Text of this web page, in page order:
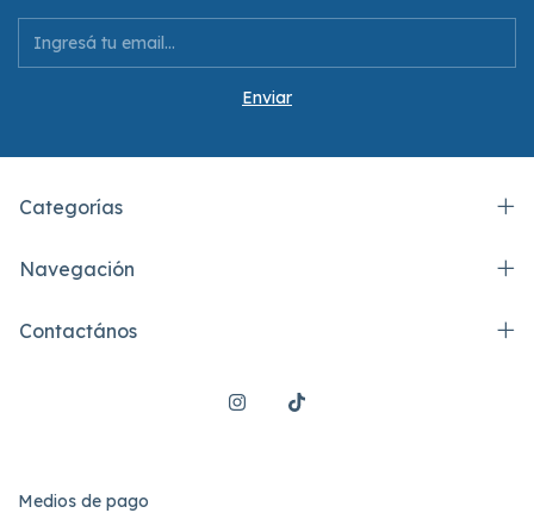
Categorías
Navegación
Contactános
Medios de pago